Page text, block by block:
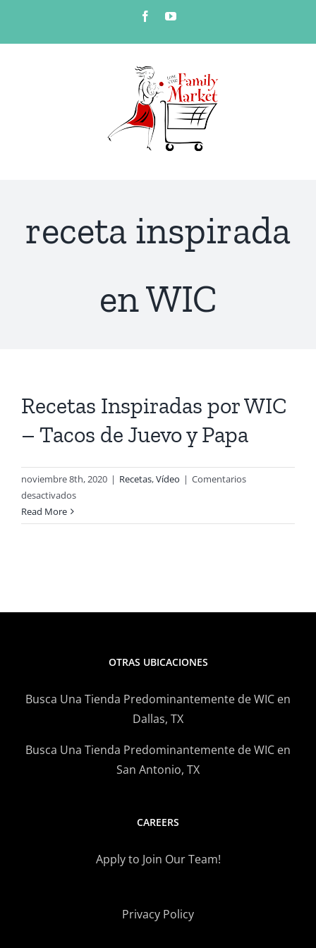
content
FacebookYouTube
receta inspirada
en WIC
Recetas Inspiradas por WIC
– Tacos de Juevo y Papa
noviembre 8th, 2020 | Recetas,Vídeo | Comentarios
desactivadosen
Inspiradas
Read More
OTRAS UBICACIONES
Busca Una Tienda Predominantemente de WIC en
Dallas, TX
Busca Una Tienda Predominantemente de WIC en
San Antonio, TX
CAREERS
Apply to Join Our Team!
Privacy Policy